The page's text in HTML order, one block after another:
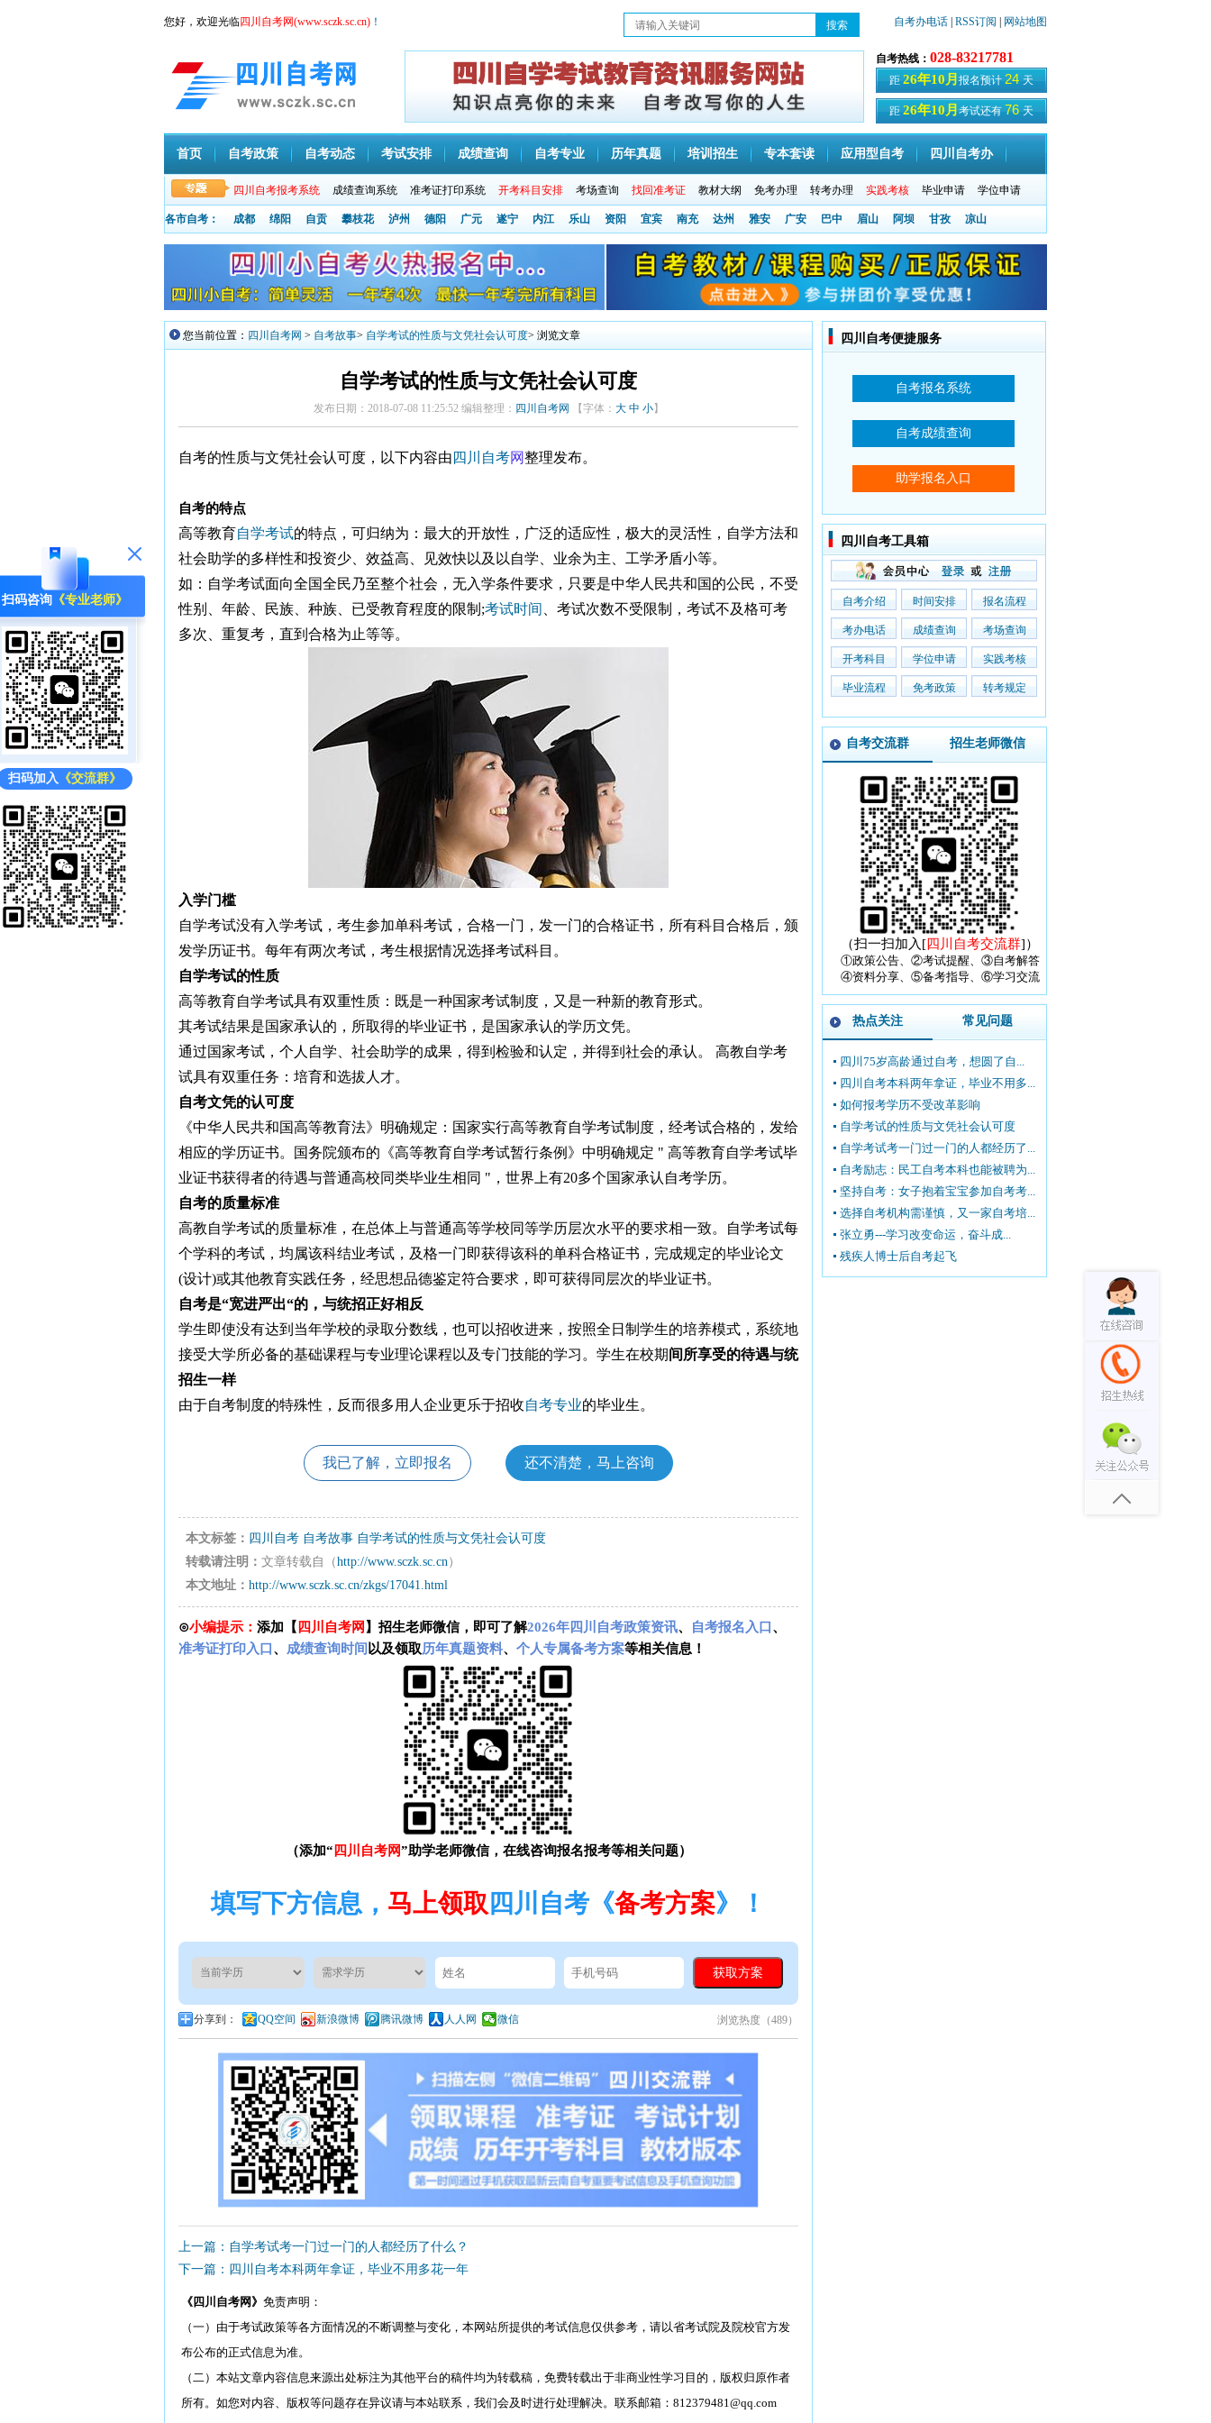
扫码咨询 《专业老师》
扫码加入 《交流群》
您好，欢迎光临四川自考网(www.sczk.sc.cn) ！ 自考办电话 RSS订阅 网站地图
自考热线： 028-83217781
距 26年10月 报名预计 24 天
距 26年10月 考试还有 76 天
首页 自考政策 自考动态 考试安排 成绩查询 自考专业 历年真题 培训招生 专本套读 应用型自考 四川自考办
四川自考报考系统 成绩查询系统 准考证打印系统 开考科目安排 考场查询 找回准考证 教材大纲 免考办理 转考办理 实践考核 毕业申请 学位申请
各市自考： 成都 绵阳 自贡 攀枝花 泸州 德阳 广元 遂宁 内江 乐山 资阳 宜宾 南充 达州 雅安 广安 巴中 眉山 阿坝 甘孜 凉山
您当前位置： 四川自考网 > 自考故事> 自学考试的性质与文凭社会认可度> 浏览文章
自学考试的性质与文凭社会认可度
发布日期：2018-07-08 11:25:52 编辑整理： 四川自考网 【字体： 大 中 小】
自考的性质与文凭社会认可度 ，以下内容由 四川自考网整理发布。
自考的特点
‍高等教育自学考试的特点，可归纳为：最大的开放性，广泛的适应性，极大的灵活性，自学方法和
社会助学的多样性和投资少、效益高、见效快以及以自学、业余为主、工学矛盾小等。
如：自学考试面向全国全民乃至整个社会，无入学条件要求，只要是中华人民共和国的公民，不受
性别、年龄、民族、种族、已受教育程度的限制;考试时间
、考试次数不受限制，考试不及格可考
多次、重复考，直到合格为止等等。
入学门槛
自学考试没有入学考试，考生参加单科考试，合格一门，发一门的合格证书，所有科目合格后，颁
发学历证书。每年有两次考试，考生根据情况选择考试科目。
自学考试的性质
高等教育自学考试具有双重性质：既是一种国家考试制度，又是一种新的教育形式。
其考试结果是国家承认的，所取得的毕业证书，是国家承认的学历文凭。
通过国家考试，个人自学、社会助学的成果，得到检验和认定，并得到社会的承认。 高教自学考
试具有双重任务：培育和选拔人才。
自考文凭的认可度
《中华人民共和国高等教育法》明确规定：国家实行高等教育自学考试制度，经考试合格的，发给
相应的学历证书。国务院颁布的《高等教育自学考试暂行条例》中明确规定 " 高等教育自学考试毕
业证书获得者的待遇与普通高校同类毕业生相同 "，世界上有20多个国家承认自考学历。
自考的质量标准
高教自学考试的质量标准，在总体上与普通高等学校同等学历层次水平的要求相一致。自学考试每
个学科的考试，均属该科结业考试，及格一门即获得该科的单科合格证书，完成规定的毕业论文
(设计)或其他教育实践任务，经思想品德鉴定符合要求，即可获得同层次的毕业证书。
自考是“宽进严出“的，与统招正好相反
学生即使没有达到当年学校的录取分数线，也可以招收进来，按照全日制学生的培养模式，系统地
接受大学所必备的基础课程与专业理论课程以及专门技能的学习。学生在校期间所享受的待遇与统
招生一样
由于自考制度的特殊性，反而很多用人企业更乐于招收自考专业的毕业生。
我已了解，立即报名 还不清楚，马上咨询
本文标签： 四川自考 自考故事 自学考试的性质与文凭社会认可度
转载请注明： 文章转载自（http://www.sczk.sc.cn）
本文地址： http://www.sczk.sc.cn/zkgs/17041.html
⊙小编提示： 添加【 四川自考网 】招生老师微信，即可了解2026年四川自考政策资讯、 自考报名入口 、
准考证打印入口 、 成绩查询时间 以及领取历年真题资料、 个人专属备考方案等相关信息！
（添加“ 四川自考网”助学老师微信，在线咨询报名报考等相关问题）
填写下方信息， 马上领取 四川自考《备考方案》！
分享到： QQ空间 新浪微博 腾讯微博 人人网 微信 浏览热度（489）
上一篇：自学考试考一门过一门的人都经历了什么？
下一篇：四川自考本科两年拿证，毕业不用多花一年
《四川自考网》 免责声明：
（一）由于考试政策等各方面情况的不断调整与变化，本网站所提供的考试信息仅供参考，请以省考试院及院校官方发
布公布的正式信息为准。
（二）本站文章内容信息来源出处标注为其他平台的稿件均为转载稿，免费转载出于非商业性学习目的，版权归原作者
所有。如您对内容、版权等问题存在异议请与本站联系，我们会及时进行处理解决。联系邮箱：812379481@qq.com
四川自考便捷服务
四川自考工具箱
自考介绍 时间安排 报名流程
考办电话 成绩查询 考场查询
开考科目 学位申请 实践考核
毕业流程 免考政策 转考规定
自考交流群 招生老师微信
（扫一扫加入[四川自考交流群]）
①政策公告、②考试提醒、③自考解答
④资料分享、⑤备考指导、⑥学习交流
热点关注 常见问题
四川75岁高龄通过自考，想圆了自...
四川自考本科两年拿证，毕业不用多...
如何报考学历不受改革影响
自学考试的性质与文凭社会认可度
自学考试考一门过一门的人都经历了...
自考励志：民工自考本科也能被聘为...
坚持自考：女子抱着宝宝参加自考考...
选择自考机构需谨慎，又一家自考培...
张立勇---学习改变命运，奋斗成...
残疾人博士后自考起飞